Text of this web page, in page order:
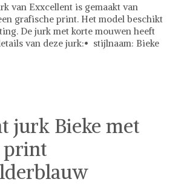
van Exxcellent is gemaakt van
grafische print. Het model beschikt
De jurk met korte mouwen heeft
van deze jurk:• stijlnaam: Bieke
jurk Bieke met
print